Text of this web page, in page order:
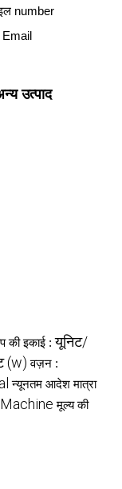
number
Email
उत्पाद
की इकाई :यूनिट/
(w) वज़न :
न्यूनतम आदेश मात्रा
मूल्य की